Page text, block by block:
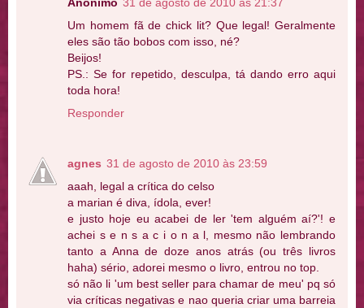
Um homem fã de chick lit? Que legal! Geralmente
eles são tão bobos com isso, né?
Beijos!
PS.: Se for repetido, desculpa, tá dando erro aqui
toda hora!
Responder
agnes 31 de agosto de 2010 às 23:59
aaah, legal a crítica do celso
a marian é diva, ídola, ever!
e justo hoje eu acabei de ler 'tem alguém aí?'! e
achei s e n s a c i o n a l, mesmo não lembrando
tanto a Anna de doze anos atrás (ou três livros
haha) sério, adorei mesmo o livro, entrou no top.
só não li 'um best seller para chamar de meu' pq só
via críticas negativas e nao queria criar uma barreia